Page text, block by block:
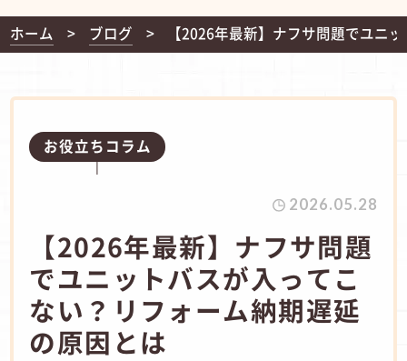
ホーム ブログ 【2026年最新】ナフサ問題でユニ
お役立ちコラム
2026.05.28
【2026年最新】ナフサ問題
でユニットバスが入ってこ
ない？リフォーム納期遅延
の原因とは